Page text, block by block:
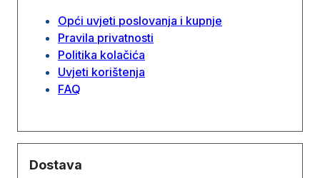
Opći uvjeti poslovanja i kupnje
Pravila privatnosti
Politika kolačića
Uvjeti korištenja
FAQ
Dostava